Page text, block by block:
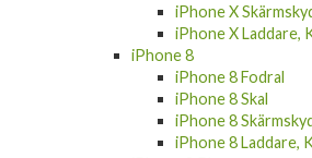
iPhone X
iPhone X Laddare,
iPhone 8
iPhone 8 Fodral
iPhone 8 Skal
iPhone 8
iPhone 8 Laddare,